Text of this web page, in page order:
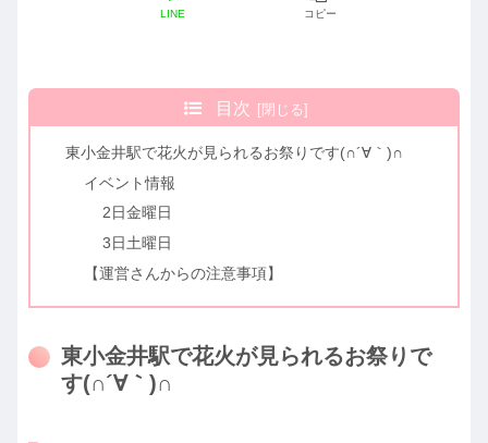
LINE コピー
目次
東小金井駅で花火が見られるお祭りです(∩´∀｀)∩
イベント情報
2日金曜日
3日土曜日
【運営さんからの注意事項】
東小金井駅で花火が見られるお祭りで
す(∩´∀｀)∩